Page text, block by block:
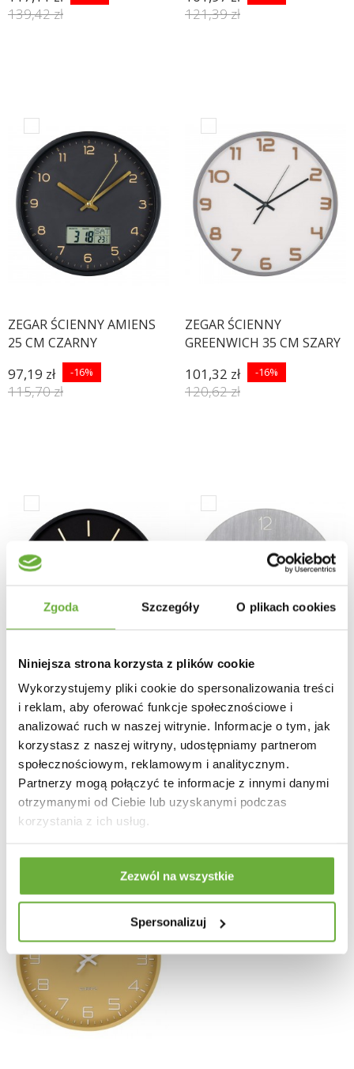
Zgoda Szczegóły O plikach cookies
Niniejsza strona korzysta z plików cookie
Wykorzystujemy pliki cookie do spersonalizowania treści
i reklam, aby oferować funkcje społecznościowe i
analizować ruch w naszej witrynie. Informacje o tym, jak
korzystasz z naszej witryny, udostępniamy partnerom
społecznościowym, reklamowym i analitycznym.
Partnerzy mogą połączyć te informacje z innymi danymi
otrzymanymi od Ciebie lub uzyskanymi podczas
korzystania z ich usług.
Zezwól na wszystkie
Spersonalizuj
139,42 zł 121,39 zł
ZEGAR ŚCIENNY AMIENS
25 CM CZARNY
97,19 zł -16%
115,70 zł
ZEGAR ŚCIENNY
GREENWICH 35 CM SZARY
101,32 zł -16%
120,62 zł
ZEGAR ŚCIENNY
KENSINGTON 35 CM
CZARNY
97,19 zł -16%
115,70 zł
ZEGAR ŚCIENNY RAVENNA
40CM SZARY
111,65 zł -16%
132,92 zł